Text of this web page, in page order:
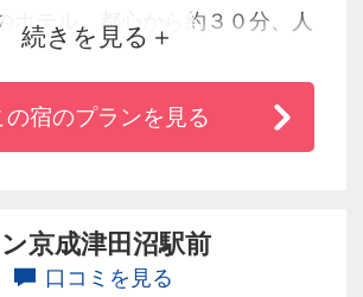
ホテル。都心から約３０分、人
約２０分、東洋最大級のコンベ
ー「幕張メッセ」に直結とビジ
にも好アクセス。館内にはレス
ホテルライフをお楽しみいただ
続きを見る
の宿のプランを見る
京成津田沼駅前
口コミを見る